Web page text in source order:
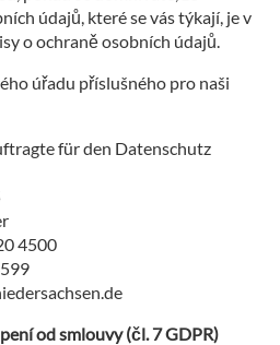
údajů, které se vás týkají, je v
o ochraně osobních údajů.
úřadu příslušného pro naši
für den Datenschutz
4500
od smlouvy (čl. 7 GDPR)